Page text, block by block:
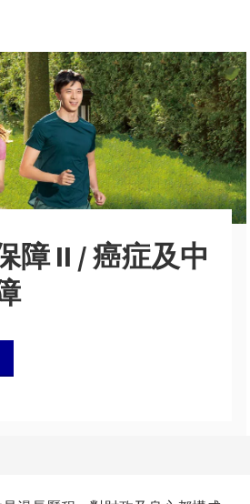
網上購買
障 II / 癌症及中